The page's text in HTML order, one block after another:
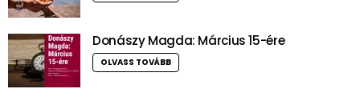
Donászy Magda: Március 15-ére
OLVASS TOVÁBB